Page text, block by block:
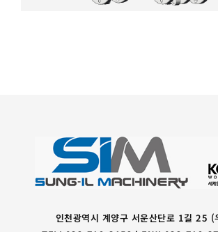
인천광역시 계양구 서운산단로 1길 25